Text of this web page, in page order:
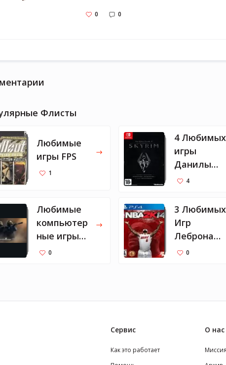
0 0
Флисты
Любимые
игры FPS
1
4 Любимых
игры
Данилы
Поперечног
Nintendo
Switch
4
Любимые
компьютер
ные игры
Федора
0
3 Любимых
Игр
Леброна
Джеймса
0
Сервис
Как это работает
О нас
Миссия